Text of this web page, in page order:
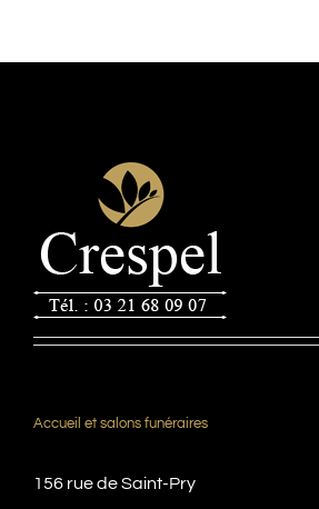
Accueil et salons funéraires
156 rue de Saint-Pry